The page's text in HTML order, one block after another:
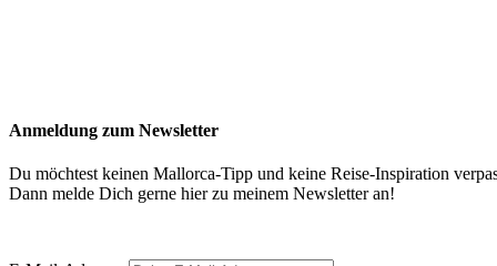
Anmeldung zum Newsletter
Du möchtest keinen Mallorca-Tipp und keine Reise-Inspiration
Dann melde Dich gerne hier zu meinem Newsletter an!